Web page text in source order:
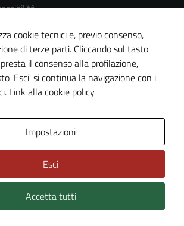
Servizi
del sito
Design s.r.l.
cookie tecnici e, previo consenso,
di terze parti. Cliccando sul tasto
il consenso alla profilazione,
'Esci' si continua la navigazione con i
Link alla cookie policy
Impostazioni
Esci
Accetta tutti